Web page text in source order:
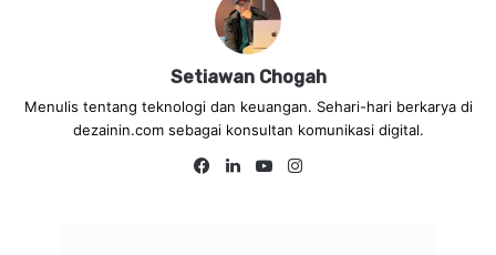
Setiawan Chogah
Menulis tentang teknologi dan keuangan. Sehari-hari berkarya di
dezainin.com sebagai konsultan komunikasi digital.
Fa
Lin
Yo